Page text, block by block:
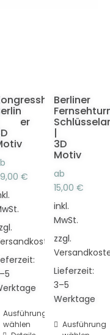
€
Ausführung
wählen
Dieses
Produkt
Berliner
|
3D
Motiv
ab
15,00 €
inkl.
MwSt.
zzgl.
Lieferzeit:
3–5
Werktage
Ausführung
Dieses